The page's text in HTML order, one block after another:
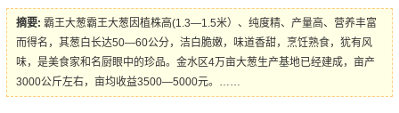
摘要: 霸王大葱霸王大葱因植株高(1.3—1.5米）、纯度精、产量高、营养丰富
而得名，其葱白长达50—60公分，洁白脆嫩，味道香甜，烹饪熟食，犹有风
味，是美食家和名厨眼中的珍品。金水区4万亩大葱生产基地已经建成，亩产
3000公斤左右，亩均收益3500—5000元。……